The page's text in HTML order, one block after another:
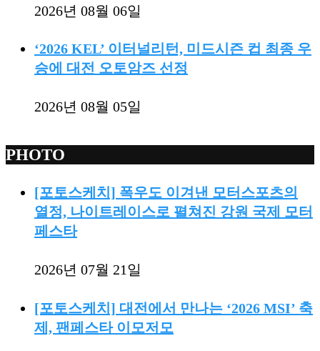
2026년 08월 06일
‘2026 KEL’ 이터널리턴, 미드시즌 컵 최종 우
승에 대전 오토암즈 선정
2026년 08월 05일
PHOTO
[포토스케치] 폭우도 이겨낸 모터스포츠의
열정, 나이트레이스로 펼쳐진 강원 국제 모터
페스타
2026년 07월 21일
[포토스케치] 대전에서 만나는 ‘2026 MSI’ 축
제, 팬페스타 이모저모